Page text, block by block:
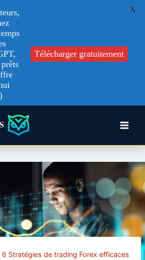
6 Stratégies de trading Forex efficaces
Télécharger gratuitement
X